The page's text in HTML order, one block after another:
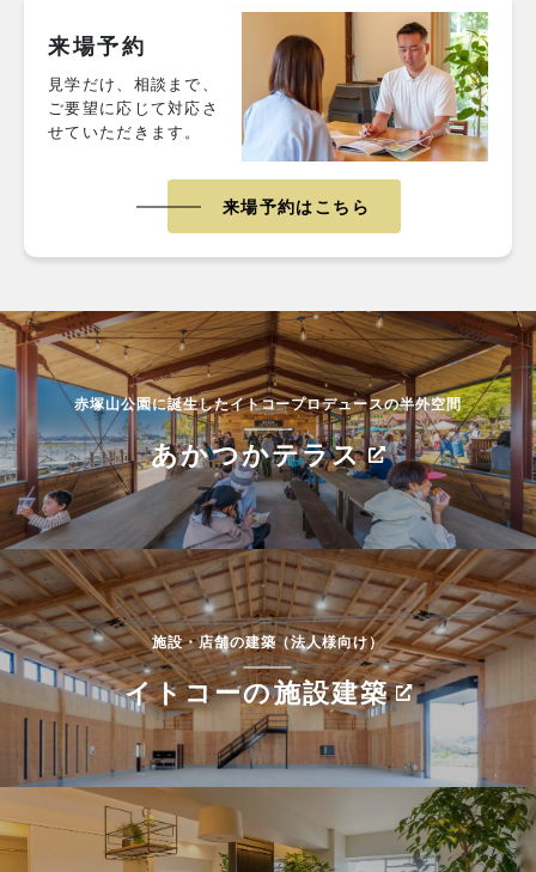
来場予約
見学だけ、相談まで、
ご要望に応じて対応さ
せていただきます。
来場予約はこちら
赤塚山公園に誕生したイトコープロデュースの半外空間
あかつかテラス
施設・店舗の建築（法人様向け）
イトコーの施設建築